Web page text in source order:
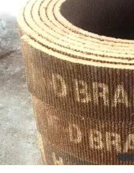
PRIVACY
POLICY